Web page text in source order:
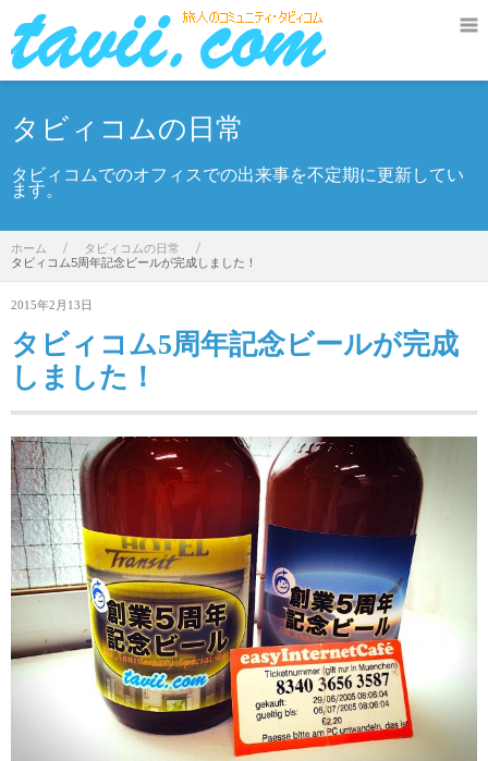
タビィコムの日常
タビィコムでのオフィスでの出来事を不定期に更新してい
ます。
ホーム / タビィコムの日常
/
タビィコム5周年記念ビールが完成しました！
2015年2月13日
タビィコム5周年記念ビールが完成
しました！